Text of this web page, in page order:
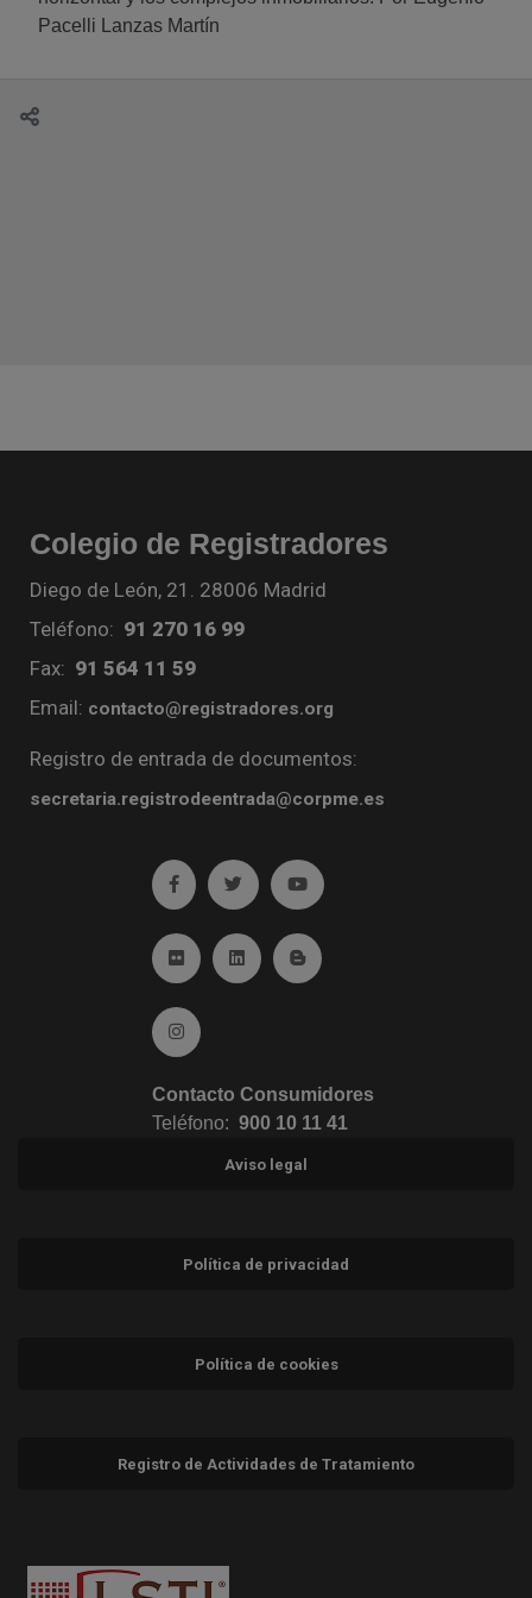
Pacelli Lanzas Martín
Colegio de Registradores
Diego de León, 21. 28006 Madrid
Teléfono: 91 270 16 99
Fax: 91 564 11 59
Email: contacto@registradores.org
Registro de entrada de documentos:
secretaria.registrodeentrada@corpme.es
Ir a facebook (abre en ventana nueva)
Ir a twitter (abre en ventana nueva)
Ir a YouTube (abre en
Ir a Flickr (abre en ventana nueva)
Ir a Linkedin (abre en ventana nueva)
Ir al Blog (abre en ventana
Ir a Instagram (abre en ventana nueva)
Contacto Consumidores
Teléfono: 900 10 11 41
Aviso legal
Política de privacidad
Política de cookies
Registro de Actividades de Tratamiento